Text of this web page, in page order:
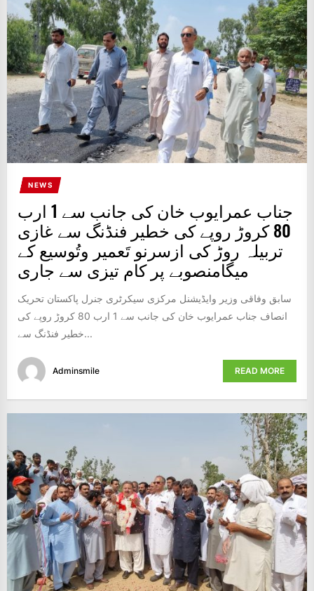
IT
BROADCASTS
NEWS
UPDATE,
CURRENT
AFFAIRS
&
ENTERTAINMENT
SHOWS
NEWS
جناب عمرایوب خان کی جانب سے 1 ارب
80 کروڑ روپے کی خطیر فنڈنگ سے غازی
تربیلہ روڑ کی ازسرنو تَعمیر وتُوسیع کے
میگامنصوبے پر کام تیزی سے جاری
سابق وفاقی وزیر وایڈیشنل مرکزی سیکرٹری جنرل پاکستان تحریک
انصاف جناب عمرایوب خان کی جانب سے 1 ارب 80 کروڑ روپے کی
خطیر فنڈنگ سے...
Adminsmile READ MORE